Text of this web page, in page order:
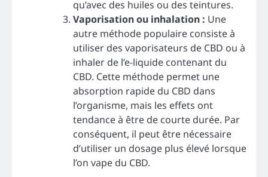
qu’avec des huiles ou des teintures.
Vaporisation ou inhalation : Une
autre méthode populaire consiste à
utiliser des vaporisateurs de CBD ou à
inhaler de l’e-liquide contenant du
CBD. Cette méthode permet une
absorption rapide du CBD dans
l’organisme, mais les effets ont
tendance à être de courte durée. Par
conséquent, il peut être nécessaire
d’utiliser un dosage plus élevé lorsque
l’on vape du CBD.